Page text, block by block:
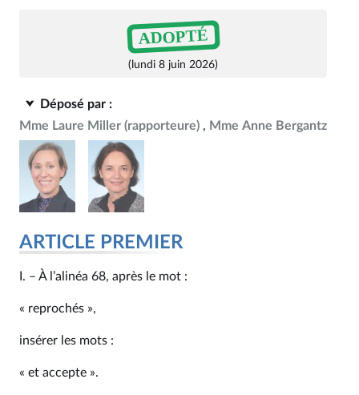
ADOPTÉ
(lundi 8 juin 2026)
Déposé par :
Mme Laure Miller (rapporteure) Mme Anne Bergantz
ARTICLE PREMIER
I. – À l’alinéa 68, après le mot :
« reprochés »,
insérer les mots :
« et accepte ».